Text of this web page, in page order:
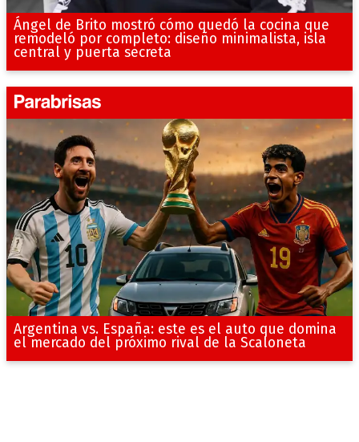
Ángel de Brito mostró cómo quedó la cocina que
remodeló por completo: diseño minimalista, isla
central y puerta secreta
Argentina vs. España: este es el auto que domina
el mercado del próximo rival de la Scaloneta